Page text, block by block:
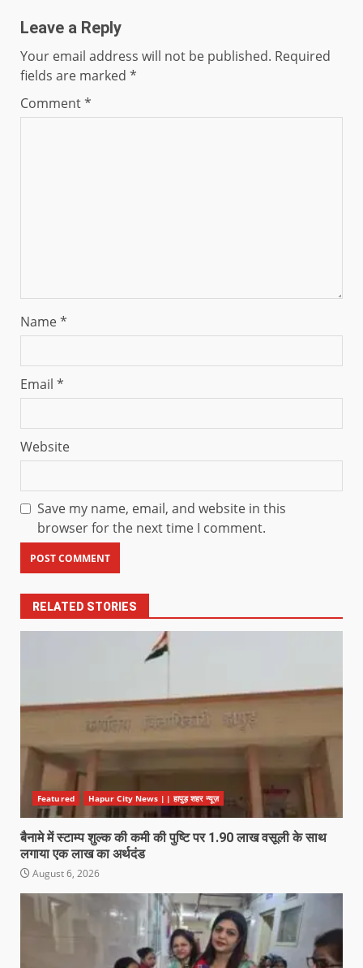
Leave a Reply
Your email address will not be published. Required
fields are marked *
Comment*
Name*
Email *
Website
Save my name, email, and website in this
browser for the next time I comment.
RELATED STORIES
Featured Hapur City News || हापुड़ शहर न्यूज़
बैनामे में स्टाम्प शुल्क की कमी की पुष्टि पर 1.90 लाख वसूली के साथ
लगाया एक लाख का अर्थदंड
August 6, 2026